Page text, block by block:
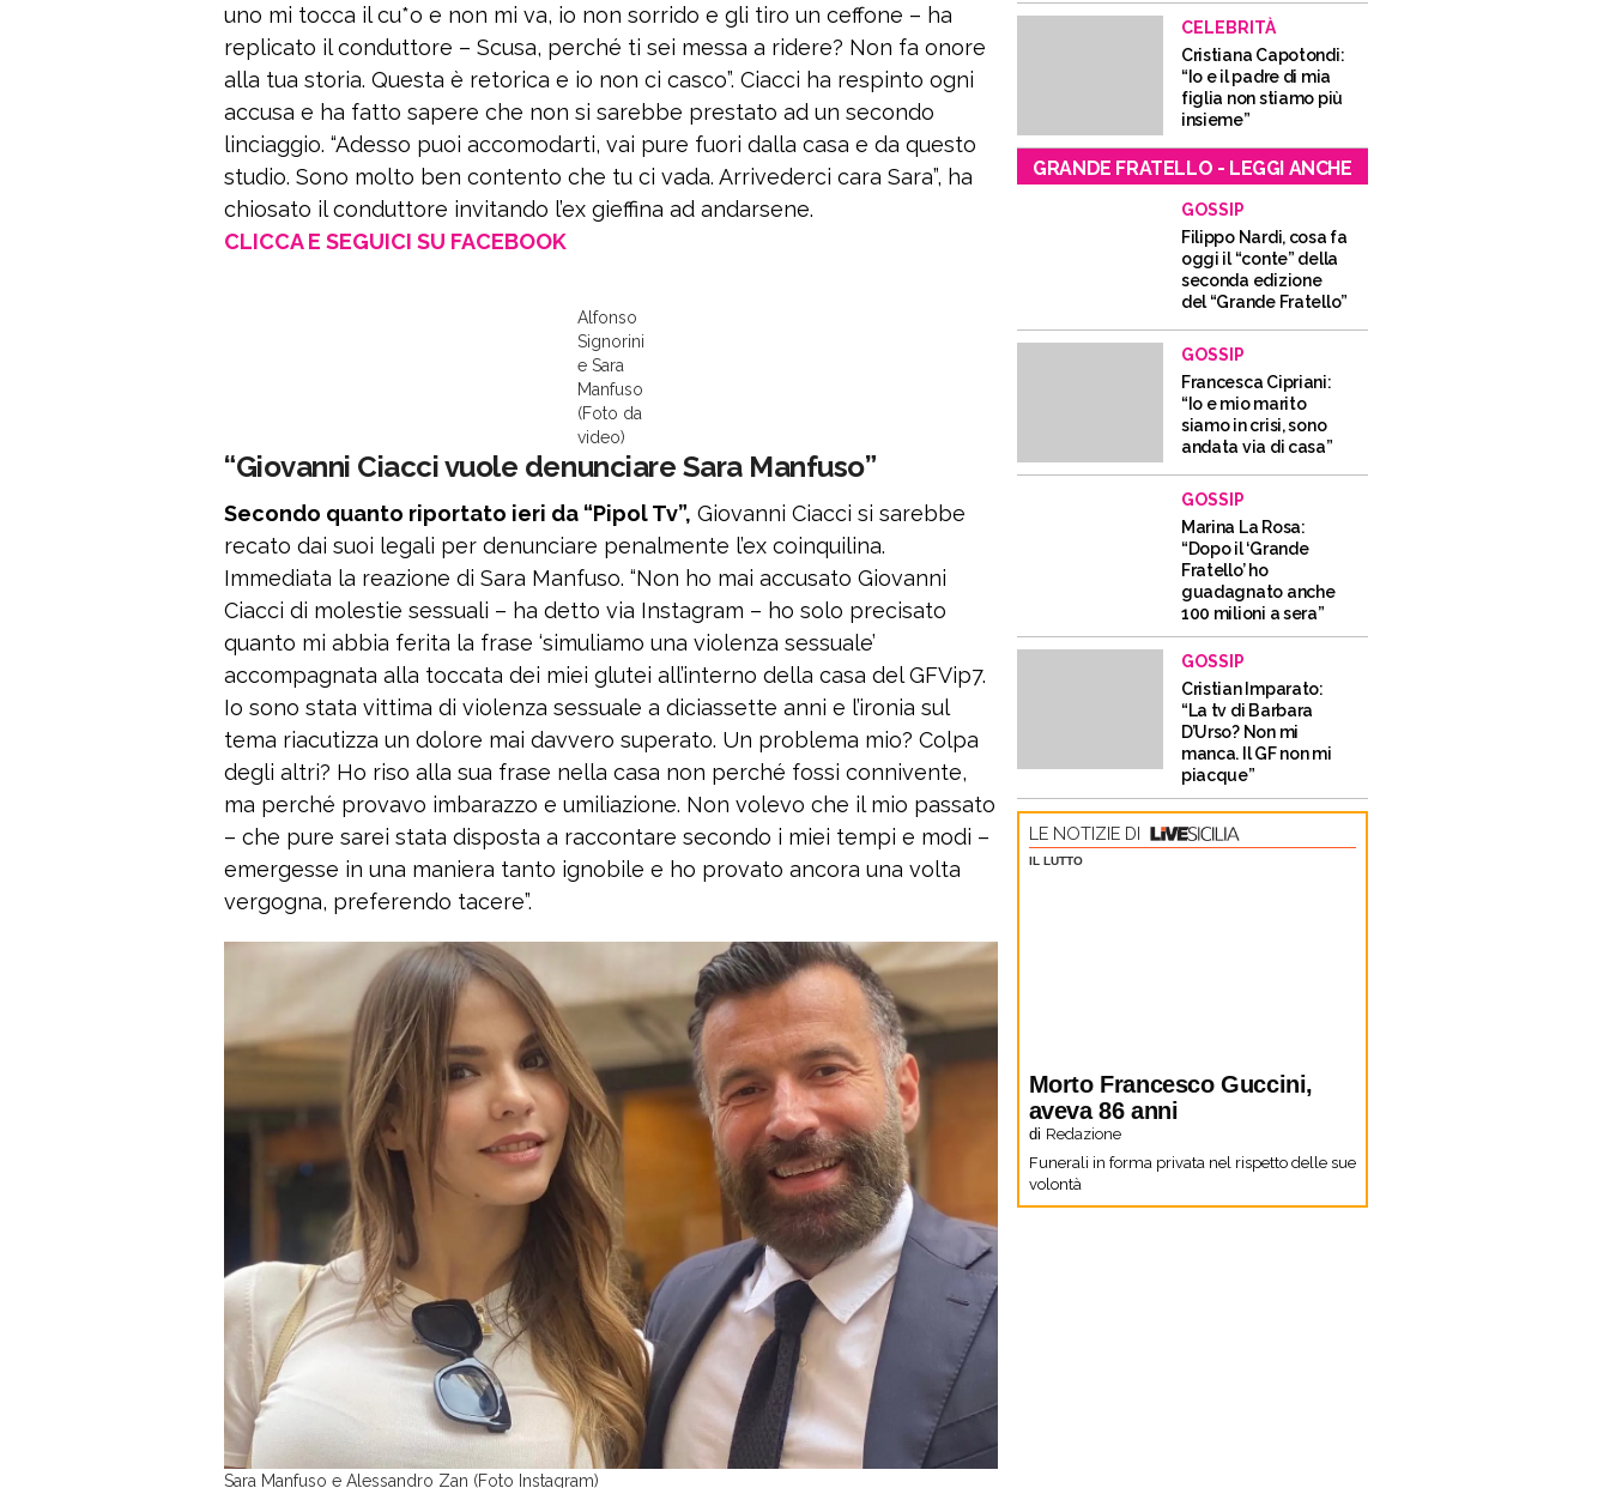
uno mi tocca il cu*o e non mi va, io non sorrido e gli tiro un ceffone – ha
replicato il conduttore – Scusa, perché ti sei messa a ridere? Non fa onore
alla tua storia. Questa è retorica e io non ci casco”. Ciacci ha respinto ogni
accusa e ha fatto sapere che non si sarebbe prestato ad un secondo
linciaggio. “Adesso puoi accomodarti, vai pure fuori dalla casa e da questo
studio. Sono molto ben contento che tu ci vada. Arrivederci cara Sara”, ha
chiosato il conduttore invitando l’ex gieffina ad andarsene.
CLICCA E SEGUICI SU FACEBOOK
Alfonso
Signorini
e Sara
Manfuso
(Foto da
video)
“Giovanni Ciacci vuole denunciare Sara Manfuso”
Secondo quanto riportato ieri da “Pipol Tv”, Giovanni Ciacci si sarebbe
recato dai suoi legali per denunciare penalmente l’ex coinquilina.
Immediata la reazione di Sara Manfuso. “Non ho mai accusato Giovanni
Ciacci di molestie sessuali – ha detto via Instagram – ho solo precisato
quanto mi abbia ferita la frase ‘simuliamo una violenza sessuale’
accompagnata alla toccata dei miei glutei all’interno della casa del GFVip7.
Io sono stata vittima di violenza sessuale a diciassette anni e l’ironia sul
tema riacutizza un dolore mai davvero superato. Un problema mio? Colpa
degli altri? Ho riso alla sua frase nella casa non perché fossi connivente,
ma perché provavo imbarazzo e umiliazione. Non volevo che il mio passato
– che pure sarei stata disposta a raccontare secondo i miei tempi e modi –
emergesse in una maniera tanto ignobile e ho provato ancora una volta
vergogna, preferendo tacere”.
Sara Manfuso e Alessandro Zan (Foto Instagram)
CELEBRITÀ
Cristiana Capotondi:
“Io e il padre di mia
figlia non stiamo più
insieme”
GRANDE FRATELLO - LEGGI ANCHE
GOSSIP
Filippo Nardi, cosa fa
oggi il “conte” della
seconda edizione
del “Grande Fratello”
GOSSIP
Francesca Cipriani:
“Io e mio marito
siamo in crisi, sono
andata via di casa”
GOSSIP
Marina La Rosa:
“Dopo il ‘Grande
Fratello’ ho
guadagnato anche
100 milioni a sera”
GOSSIP
Cristian Imparato:
“La tv di Barbara
D’Urso? Non mi
manca. Il GF non mi
piacque”
LE NOTIZIE DI
IL LUTTO
Morto Francesco Guccini,
aveva 86 anni
di Redazione
Funerali in forma privata nel rispetto delle sue
volontà